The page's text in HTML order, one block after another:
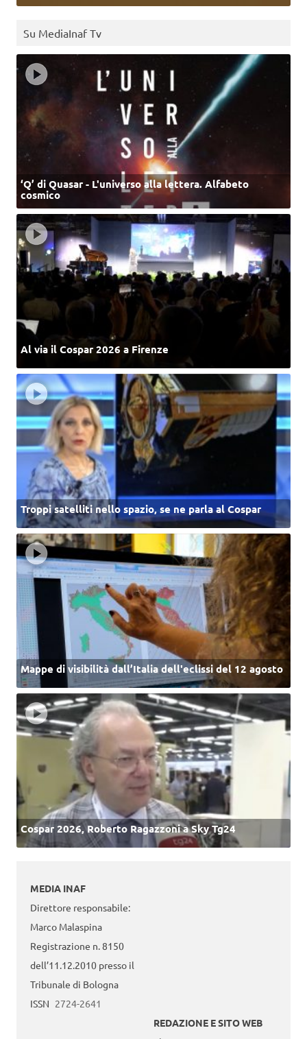
Su MediaInaf Tv
‘Q’ di Quasar - L'universo alla lettera. Alfabeto
cosmico
Al via il Cospar 2026 a Firenze
Troppi satelliti nello spazio, se ne parla al Cospar
Mappe di visibilità dall’Italia dell'eclissi del 12 agosto
Cospar 2026, Roberto Ragazzoni a Sky Tg24
MEDIA INAF
Direttore responsabile:
Marco Malaspina
Registrazione n. 8150
dell’11.12.2010 presso il
Tribunale di Bologna
ISSN 2724-2641
REDAZIONE E SITO WEB